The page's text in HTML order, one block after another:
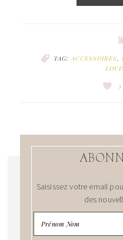
TAG:ACCESSOIRES,
Saisissez votre email
des